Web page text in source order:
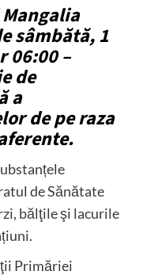
sâmbătă, 1
–
de
a
de pe raza
de Sănătate
bălţile şi lacurile
Primăriei